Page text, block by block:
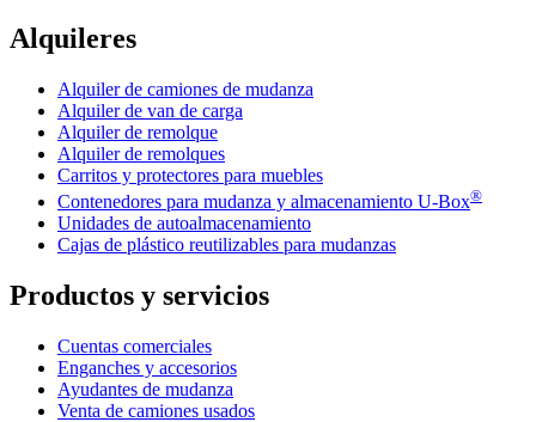
Alquileres
Alquiler de camiones de mudanza
Alquiler de van de carga
Alquiler de remolque
Alquiler de remolques
Carritos y protectores para muebles
Contenedores para mudanza y almacenamiento U-Box®
Unidades de autoalmacenamiento
Cajas de plástico reutilizables para mudanzas
Productos y servicios
Cuentas comerciales
Enganches y accesorios
Ayudantes de mudanza
Venta de camiones usados